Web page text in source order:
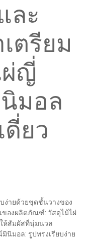
ละ
ตรียม
ผ่ญี่
มอล
ดี่ยว
ง่ายด้วยชุดชั้นวางของ
ของผลิตภัณฑ์: วัสดุไม้ไผ่
ห้สัมผัสที่นุ่มนวล
นิมอล: รูปทรงเรียบง่าย